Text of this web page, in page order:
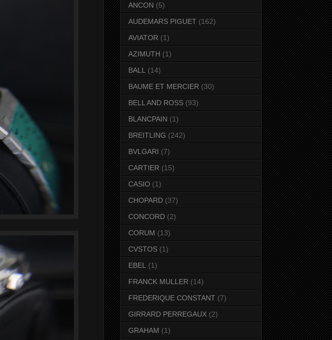
ANCON (5)
AUDEMARS PIGUET (162)
AVIATOR (1)
AZIMUTH (1)
BALL
(14)
BAUME ET MERCIER (30)
BELL AND ROSS (93)
BLANCPAIN (1)
BREITLING (242)
BVLGARI (7)
CARTIER (15)
CASIO (1)
CHOPARD (37)
CONCORD (2)
CORUM (13)
CVSTOS (1)
EBEL
(1)
FRANCK MULLER (14)
FREDERIQUE CONSTANT (7)
GIRRARD PERREGAUX (2)
GRAHAM (1)